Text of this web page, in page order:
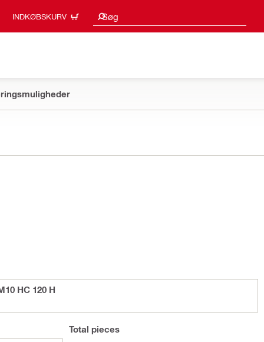
INDKØBSKURV Søg
Søgeresultater
HC 120 H
Total pieces